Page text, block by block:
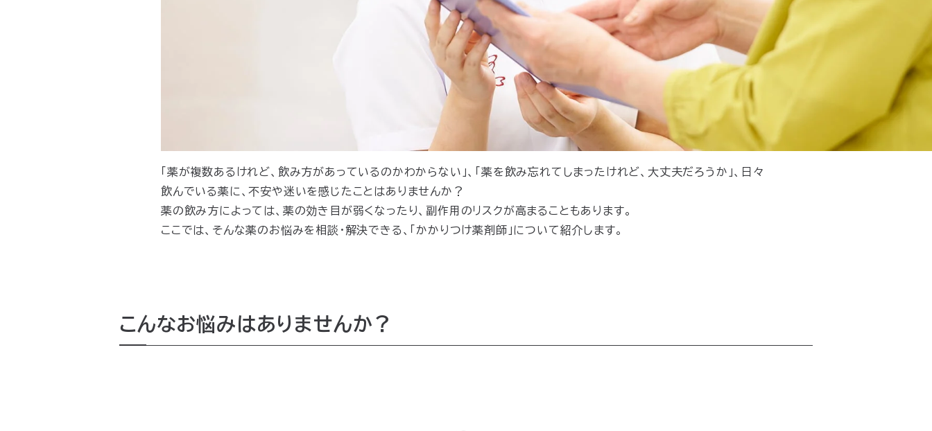
「薬が複数あるけれど、飲み方があっているのかわからない」、「薬を飲み忘れてしまったけれど、大丈夫だろうか」、日々
飲んでいる薬に、不安や迷いを感じたことはありませんか？
薬の飲み方によっては、薬の効き目が弱くなったり、副作用のリスクが高まることもあります。
ここでは、そんな薬のお悩みを相談・解決できる、「かかりつけ薬剤師」について紹介します。
こんなお悩みはありませんか？